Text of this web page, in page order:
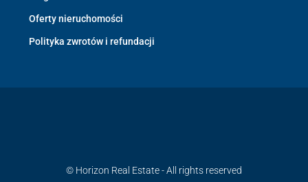
Oferty nieruchomości
Polityka zwrotów i refundacji
© Horizon Real Estate - All rights reserved